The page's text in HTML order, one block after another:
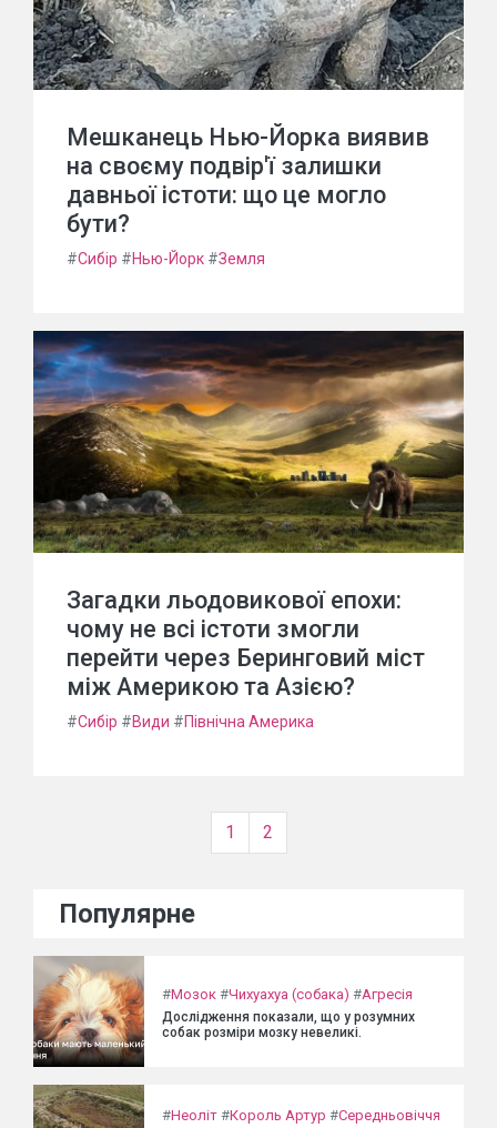
Мешканець Нью-Йорка виявив
на своєму подвір'ї залишки
давньої істоти: що це могло
бути?
#Сибір #Нью-Йорк #Земля
Загадки льодовикової епохи:
чому не всі істоти змогли
перейти через Беринговий міст
між Америкою та Азією?
#Сибір #Види #Північна Америка
1 2
Популярне
#Мозок #Чихуахуа (собака) #Агресія
Дослідження показали, що у розумних
собак розміри мозку невеликі.
#Неоліт #Король Артур #Середньовіччя